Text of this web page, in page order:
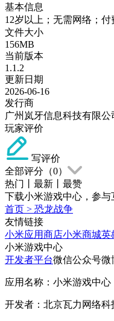
基本信息
12岁以上；无需网络；付
文件大小
156MB
当前版本
1.1.2
更新日期
2026-06-16
发行商
广州岚牙信息科技有限公
玩家评价
写评价
全部评分（0）
热门
最新
最赞
下载小米游戏中心，参与
首页 > 恐龙战争
友情链接
小米应用商店小米商城英
小米游戏中心
开发者平台微信公众号微
应用名称：小米游戏中心
开发者：北京瓦力网络科